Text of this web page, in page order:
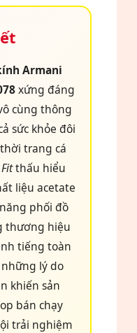
Armani
xứng đáng
cùng thông
sức khỏe đôi
trang cá
thấu hiểu
liệu acetate
phối đồ
thương hiệu
tiếng toàn
lý do
khiến sản
bán chạy
trải nghiệm